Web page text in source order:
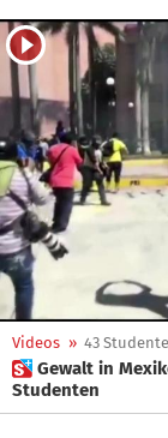
Videos » 43
 Gewalt in Mexiko vor Jahrestag des Verschwindens von 43
Studenten